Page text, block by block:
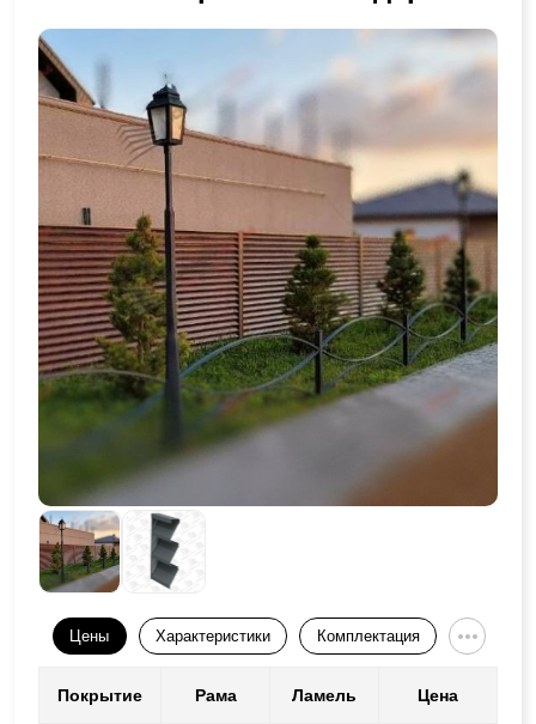
Цены Характеристики Комплектация
Покрытие Рама Ламель Цена